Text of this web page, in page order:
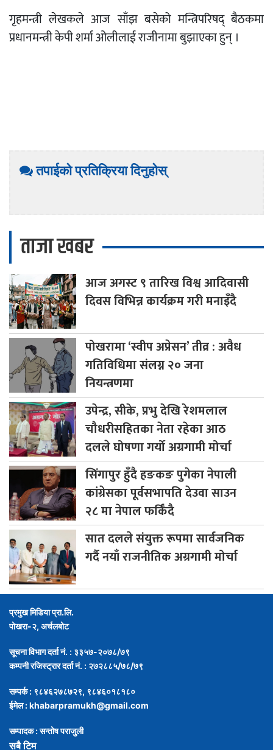
गृहमन्त्री लेखकले आज साँझ बसेको मन्त्रिपरिषद् बैठकमा
प्रधानमन्त्री केपी शर्मा ओलीलाई राजीनामा बुझाएका हुन् ।
तपाईको प्रतिक्रिया दिनुहोस्
ताजा खबर
आजअगस्ट ९ तारिख विश्व आदिवासी
दिवस विभिन्न कार्यक्रम गरी मनाइँदै
पोखरामा‘स्वीप अप्रेसन’ तीव्र : अवैध
गतिविधिमा संलग्न २० जना
नियन्त्रणमा
उपेन्द्र,सीके, प्रभु देखि रेशमलाल
चौधरीसहितका नेता रहेका आठ
दलले घोषणा गर्यो अग्रगामी मोर्चा
सिंगापुरहुँदै हङकङ पुगेका नेपाली
कांग्रेसका पूर्वसभापति देउवा साउन
२८ मा नेपाल फर्किँदै
सातदलले संयुक्त रूपमा सार्वजनिक
गर्दै नयाँ राजनीतिक अग्रगामी मोर्चा
प्रमुख मिडिया प्रा.लि.
पोखरा-२, अर्चलबोट
सूचना विभाग दर्ता नं. : ३३५७-२०७८/७९
कम्पनी रजिस्ट्रार दर्ता नं. : २७२८८५/७८/७९
सम्पर्क : ९८४६२७८७२९, ९८४६०१८१८०
ईमेल :khabarpramukh@gmail.com
सम्पादक : सन्तोष पराजुली
सबै टिम